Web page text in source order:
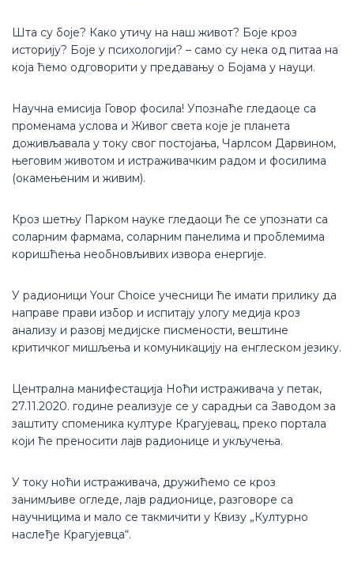
Шта су боје? Како утичу на наш живот? Боје кроз
историју? Боје у психологији? – само су нека од питаа на
која ћемо одговорити у предавању о Бојама у науци.
Научна емисија Говор фосила! Упознаће гледаоце са
променама услова и Живог света које је планета
доживљавала у току свог постојања, Чарлсом Дарвином,
његовим животом и истраживачким радом и фосилима
(окамењеним и живим).
Кроз шетњу Парком науке гледаоци ће се упознати са
соларним фармама, соларним панелима и проблемима
коришћења необновљивих извора енергије.
У радионици Your Choice учесници ће имати прилику да
направе прави избор и испитају улогу медија кроз
анализу и разовј медијске писмености, вештине
критичког мишљења и комуникацију на енглеском језику.
Централна манифестација Ноћи истраживача у петак,
27.11.2020. године реализује се у сарадњи са Заводом за
заштиту споменика културе Крагујевац, преко портала
који ће преносити лајв радионице и укључења.
У току ноћи истраживача, дружићемо се кроз
занимљиве огледе, лајв радионице, разговоре са
научницима и мало се такмичити у Квизу „Културно
наслеђе Крагујевца“.